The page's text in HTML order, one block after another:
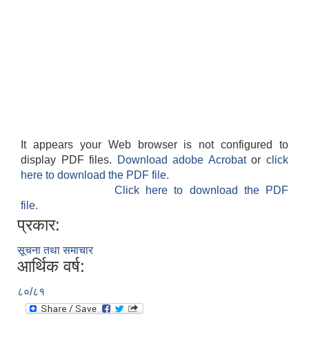
It appears your Web browser is not configured to
display PDF files.
Download adobe Acrobatorclick
here to download the PDF file.
Click here to download the PDF
file.
प्रकार:
सूचना तथा समाचार
आर्थिक वर्ष:
८०/८१